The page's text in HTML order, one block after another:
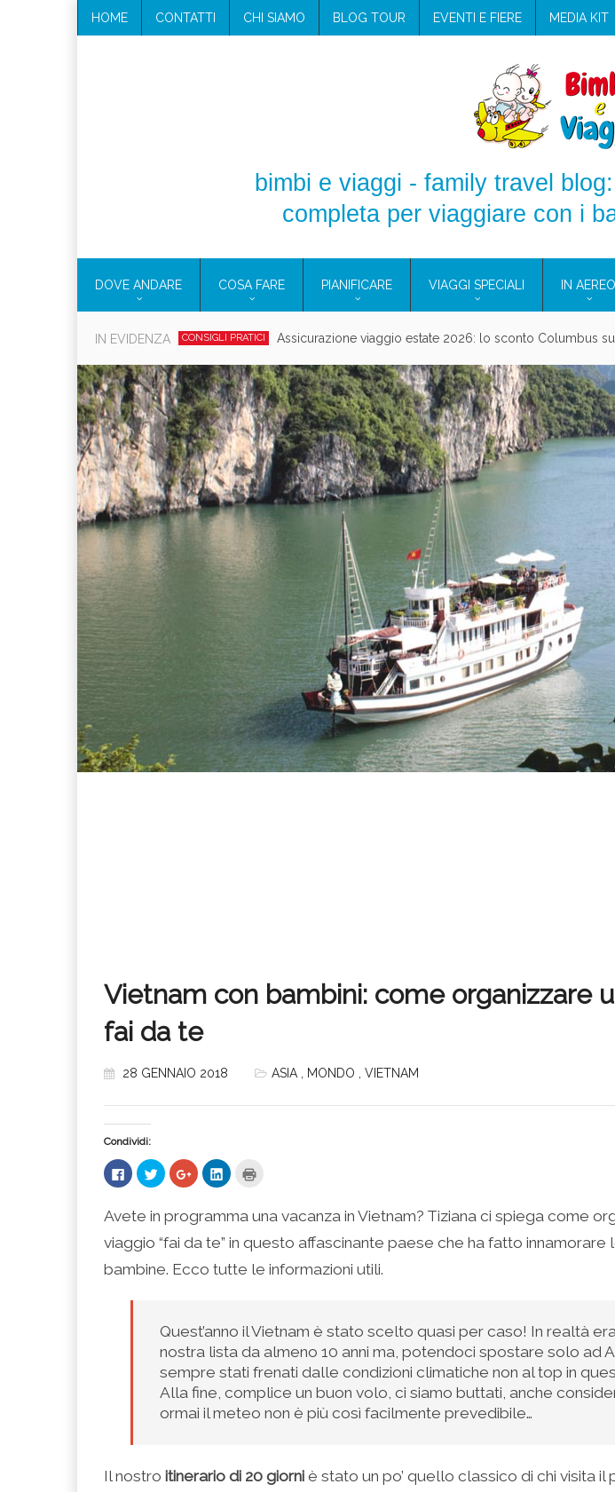
HOME CONTATTI CHI SIAMO BLOG TOUR EVENTI E FIERE MEDIA KIT
bimbi e viaggi - family travel
completa per viaggiare con i
DOVE ANDARE COSA FARE PIANIFICARE VIAGGI SPECIALI IN AEREO
IN EVIDENZA CONSIGLI PRATICI Cosmetici solidi in viaggio: i prodotti che hanno
CAMPANIA Villaggio per famiglie in Cilento: il
CAMPEGGIO Vacanze in campeggio
CONSIGLI PRATICI
Vietnam con bambini: come organizzare
fai da te
28 GENNAIO 2018 ASIA MONDO VIETNAM
Condividi:
Fai
clic
su
Facebook
apre
in
una
nuova
Fai
clic
condividere
su
Twitter
(Si
in
una
Fai
clic
condividere
su
Google+
(Si
in
una
Fai
clic
condividere
su
LinkedIn
(Si
in
una
stampare
(Si
in
nuova
finestra)
Avete in programma una vacanza in Vietnam? Tiziana ci spiega come
viaggio “fai da te” in questo affascinante paese che ha fatto innamorare
bambine. Ecco tutte le informazioni utili.
Quest’anno il Vietnam è stato scelto quasi per caso! In realtà
nostra lista da almeno 10 anni ma, potendoci spostare solo ad
sempre stati frenati dalle condizioni climatiche non al top in
Alla fine, complice un buon volo, ci siamo buttati, anche
ormai il meteo non è più così facilmente prevedibile…
Il nostro itinerario di 20 giorni è stato un po’ quello classico di chi visita il